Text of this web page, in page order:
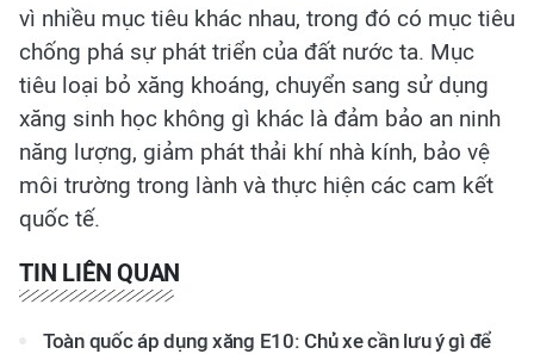
vì nhiều mục tiêu khác nhau, trong đó có mục tiêu
chống phá sự phát triển của đất nước ta. Mục
tiêu loại bỏ xăng khoáng, chuyển sang sử dụng
xăng sinh học không gì khác là đảm bảo an ninh
năng lượng, giảm phát thải khí nhà kính, bảo vệ
môi trường trong lành và thực hiện các cam kết
quốc tế.
TIN LIÊN QUAN
Toàn quốc áp dụng xăng E10: Chủ xe cần lưu ý gì để